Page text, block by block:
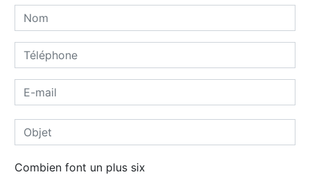
Combien font un plus six